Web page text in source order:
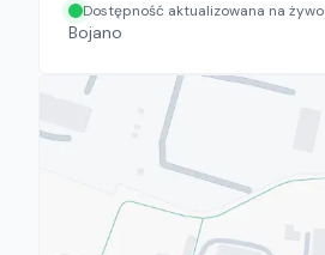
Dostępność aktualizowana na żywo
Bojano